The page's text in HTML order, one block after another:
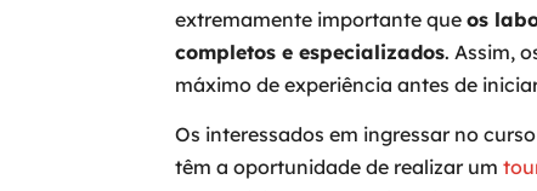
extremamente importante que os
completos e especializados. Assim,
máximo de experiência antes de
Os interessados em ingressar no
têm a oportunidade de realizar um